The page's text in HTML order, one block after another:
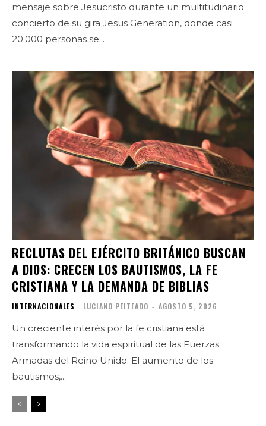
mensaje sobre Jesucristo durante un multitudinario
concierto de su gira Jesus Generation, donde casi
20.000 personas se...
RECLUTAS DEL EJÉRCITO BRITÁNICO BUSCAN
A DIOS: CRECEN LOS BAUTISMOS, LA FE
CRISTIANA Y LA DEMANDA DE BIBLIAS
INTERNACIONALES LUCIANO PEITEADO - AGOSTO 5, 2026
Un creciente interés por la fe cristiana está
transformando la vida espiritual de las Fuerzas
Armadas del Reino Unido. El aumento de los
bautismos,...